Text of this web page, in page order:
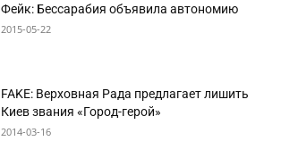
Фейк: Бессарабия объявила автономию
2015-05-22
FAKE: Верховная Рада предлагает лишить
Киев звания «Город-герой»
2014-03-16